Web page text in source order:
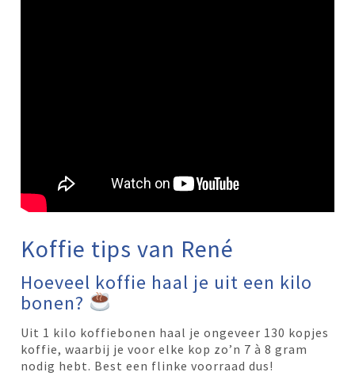
Koffie tips van René
Hoeveel koffie haal je uit een kilo
bonen?
Uit 1 kilo koffiebonen haal je ongeveer 130 kopjes
koffie, waarbij je voor elke kop zo’n 7 à 8 gram
nodig hebt. Best een flinke voorraad dus!